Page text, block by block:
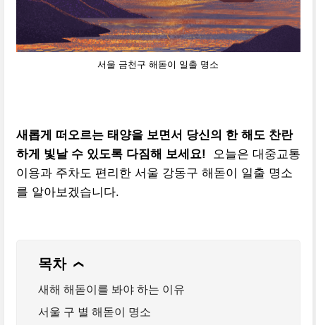
서울 금천구 해돋이 일출 명소
새롭게 떠오르는 태양을 보면서 당신의 한 해도 찬란
하게 빛날 수 있도록 다짐해 보세요!
오늘은 대중교통
이용과 주차도 편리한 서울 강동구 해돋이 일출 명소
를 알아보겠습니다.
목차 ❯
새해 해돋이를 봐야 하는 이유
서울 구 별 해돋이 명소